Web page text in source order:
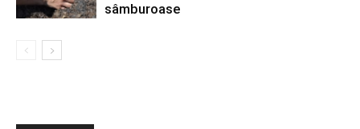
sâmburoase